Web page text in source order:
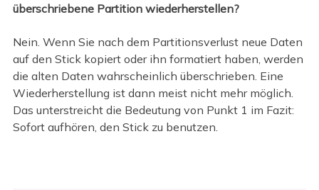
überschriebene Partition wiederherstellen?
Nein. Wenn Sie nach dem Partitionsverlust neue Daten
auf den Stick kopiert oder ihn formatiert haben, werden
die alten Daten wahrscheinlich überschrieben. Eine
Wiederherstellung ist dann meist nicht mehr möglich.
Das unterstreicht die Bedeutung von Punkt 1 im Fazit:
Sofort aufhören, den Stick zu benutzen.